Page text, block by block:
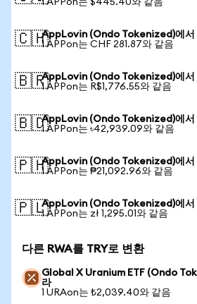
1 APPon는 $445.40와 같음
🇨🇭AppLovin (Ondo Tokenized)에서
1 APPon는 CHF 281.87와 같음
🇧🇷AppLovin (Ondo Tokenized)에서
1 APPon는 R$1,776.55와 같음
🇧🇩AppLovin (Ondo Tokenized)에서
1 APPon는 ৳42,939.09와 같음
🇵🇭AppLovin (Ondo Tokenized)에서
1 APPon는 ₱21,092.96와 같음
🇵🇱AppLovin (Ondo Tokenized)에서
1 APPon는 zł 1,295.01와 같음
다른 RWA를 TRY로 변환
Global X Uranium ETF (Ondo
라
1 URAon는 ₺2,039.40와 같음